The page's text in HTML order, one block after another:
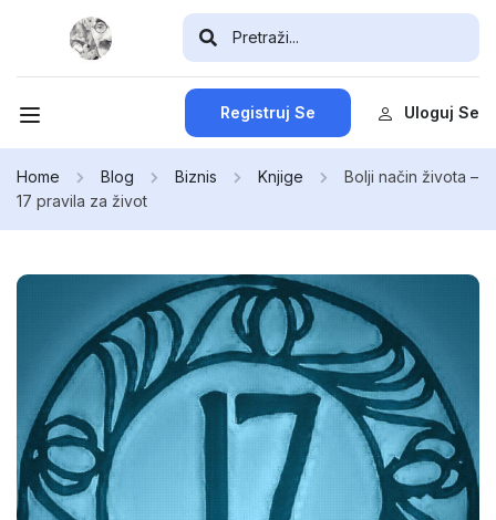
Registruj Se Uloguj Se
Home Blog Biznis Knjige
Bolji način života –
17 pravila za život